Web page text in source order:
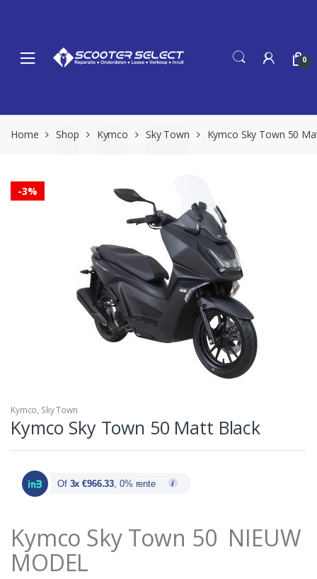
0
Home Shop Kymco Sky Town Kymco Sky Town 50
-3%
Kymco, Sky Town
Kymco Sky Town 50 Matt Black
Of 3x €966.33, 0% rente
Kymco Sky Town 50 NIEUW
MODEL